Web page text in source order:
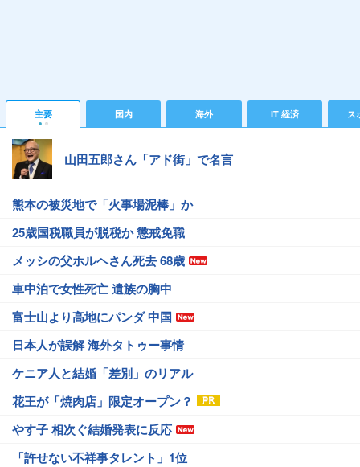
主要 国内 海外 IT 経済 ス
山田五郎さん「アド街」で名言
熊本の被災地で「火事場泥棒」か
25歳国税職員が脱税か 懲戒免職
メッシの父ホルヘさん死去 68歳
車中泊で女性死亡 遺族の胸中
富士山より高地にパンダ 中国
日本人が誤解 海外タトゥー事情
ケニア人と結婚「差別」のリアル
花王が「焼肉店」限定オープン？
やす子 相次ぐ結婚発表に反応
「許せない不祥事タレント」1位